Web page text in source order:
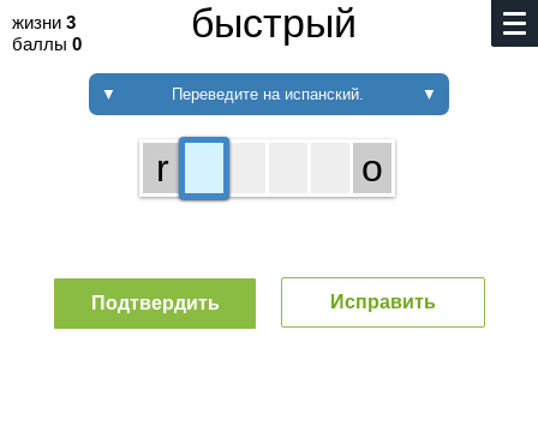
жизни 3
баллы 0 быстрый
▼ Переведите на испанский. ▼